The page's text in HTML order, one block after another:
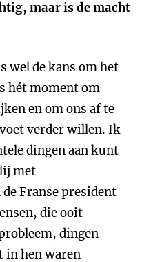
maar is de macht
wel de kans om het
hét moment om
en om ons af te
verder willen. Ik
dingen aan kunt
met
Franse president
die ooit
dingen
in hen waren